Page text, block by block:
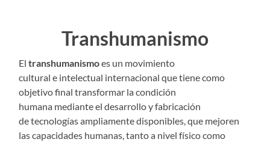
Transhumanismo
Eltranshumanismoes un movimiento
cultural e intelectual internacional que tiene como
objetivo final transformar la condición
humana mediante el desarrollo y fabricación
de tecnologías ampliamente disponibles, que mejoren
las capacidades humanas, tanto a nivel físico como